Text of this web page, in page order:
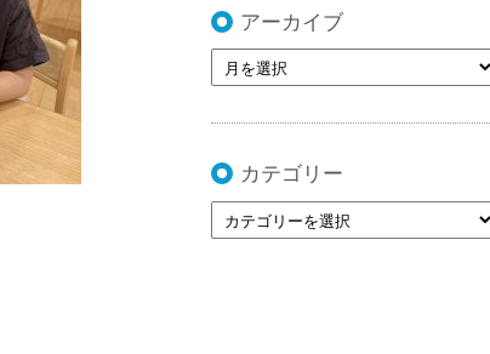
アーカイブ
カテゴリー